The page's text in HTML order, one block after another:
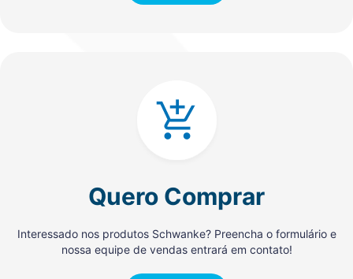
Quero Comprar
Interessado nos produtos Schwanke? Preencha o formulário e
nossa equipe de vendas entrará em contato!